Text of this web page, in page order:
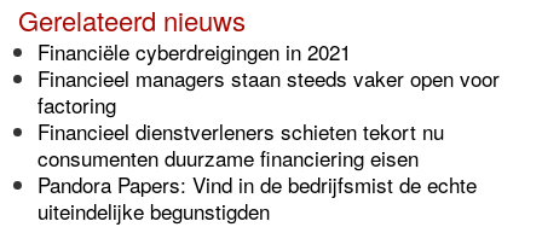
Gerelateerd nieuws
Financiële cyberdreigingen in 2021
Financieel managers staan steeds vaker open voor
factoring
Financieel dienstverleners schieten tekort nu
consumenten duurzame financiering eisen
Pandora Papers: Vind in de bedrijfsmist de echte
uiteindelijke begunstigden